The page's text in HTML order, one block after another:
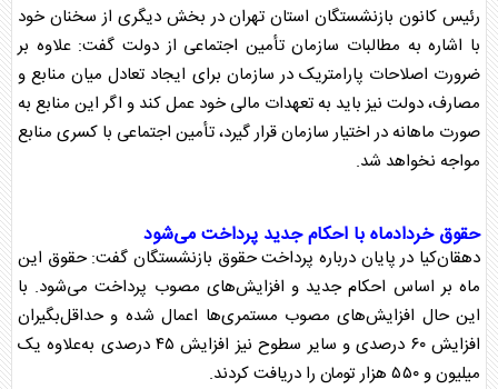
رئیس کانون بازنشستگاناستان تهران در بخش دیگری از سخنان خود
با اشاره به مطالبات سازمان تأمین اجتماعی از دولت گفت: علاوه بر
ضرورت اصلاحات پارامتریک در سازمان برای ایجاد تعادل میان منابع و
مصارف، دولت نیز باید به تعهدات مالی خود عمل کند و اگر این منابع به
صورت ماهانه در اختیار سازمان قرار گیرد، تأمین اجتماعی با کسری منابع
مواجه نخواهد شد.
حقوق خردادماه با احکام جدید پرداخت می‌شود
دهقان‌کیا در پایان درباره پرداخت حقوق بازنشستگان گفت: حقوق این
ماه بر اساس احکام جدید و افزایش‌های مصوب پرداخت می‌شود. با
این حال افزایش‌های مصوب مستمری‌ها اعمال شده و حداقل‌بگیران
افزایش ۶۰ درصدی و سایر سطوح نیز افزایش ۴۵ درصدی به‌علاوه یک
میلیون و ۵۵۰ هزار تومان را دریافت کردند.